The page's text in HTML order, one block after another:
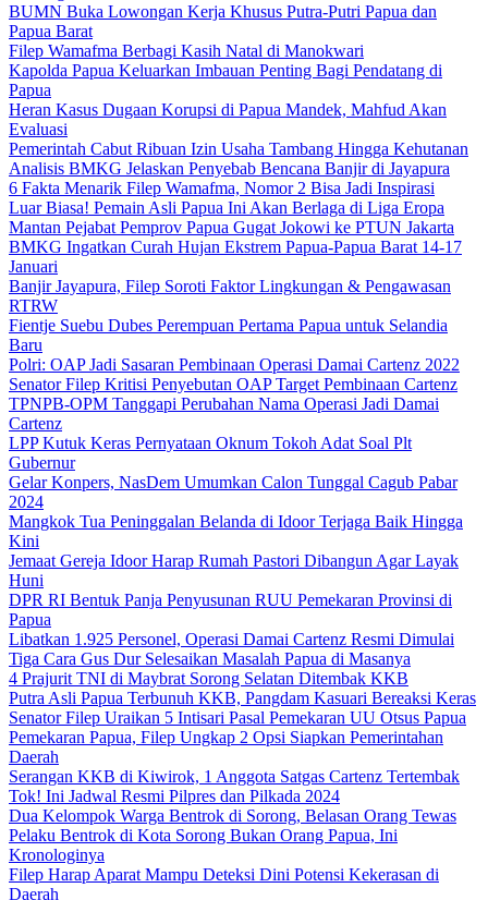
BUMN Buka Lowongan Kerja Khusus Putra-Putri Papua dan
Papua Barat
Filep Wamafma Berbagi Kasih Natal di Manokwari
Kapolda Papua Keluarkan Imbauan Penting Bagi Pendatang di
Papua
Heran Kasus Dugaan Korupsi di Papua Mandek, Mahfud Akan
Evaluasi
Pemerintah Cabut Ribuan Izin Usaha Tambang Hingga Kehutanan
Analisis BMKG Jelaskan Penyebab Bencana Banjir di Jayapura
6 Fakta Menarik Filep Wamafma, Nomor 2 Bisa Jadi Inspirasi
Luar Biasa! Pemain Asli Papua Ini Akan Berlaga di Liga Eropa
Mantan Pejabat Pemprov Papua Gugat Jokowi ke PTUN Jakarta
BMKG Ingatkan Curah Hujan Ekstrem Papua-Papua Barat 14-17
Januari
Banjir Jayapura, Filep Soroti Faktor Lingkungan & Pengawasan
RTRW
Fientje Suebu Dubes Perempuan Pertama Papua untuk Selandia
Baru
Polri: OAP Jadi Sasaran Pembinaan Operasi Damai Cartenz 2022
Senator Filep Kritisi Penyebutan OAP Target Pembinaan Cartenz
TPNPB-OPM Tanggapi Perubahan Nama Operasi Jadi Damai
Cartenz
LPP Kutuk Keras Pernyataan Oknum Tokoh Adat Soal Plt
Gubernur
Gelar Konpers, NasDem Umumkan Calon Tunggal Cagub Pabar
2024
Mangkok Tua Peninggalan Belanda di Idoor Terjaga Baik Hingga
Kini
Jemaat Gereja Idoor Harap Rumah Pastori Dibangun Agar Layak
Huni
DPR RI Bentuk Panja Penyusunan RUU Pemekaran Provinsi di
Papua
Libatkan 1.925 Personel, Operasi Damai Cartenz Resmi Dimulai
Tiga Cara Gus Dur Selesaikan Masalah Papua di Masanya
4 Prajurit TNI di Maybrat Sorong Selatan Ditembak KKB
Putra Asli Papua Terbunuh KKB, Pangdam Kasuari Bereaksi Keras
Senator Filep Uraikan 5 Intisari Pasal Pemekaran UU Otsus Papua
Pemekaran Papua, Filep Ungkap 2 Opsi Siapkan Pemerintahan
Daerah
Serangan KKB di Kiwirok, 1 Anggota Satgas Cartenz Tertembak
Tok! Ini Jadwal Resmi Pilpres dan Pilkada 2024
Dua Kelompok Warga Bentrok di Sorong, Belasan Orang Tewas
Pelaku Bentrok di Kota Sorong Bukan Orang Papua, Ini
Kronologinya
Filep Harap Aparat Mampu Deteksi Dini Potensi Kekerasan di
Daerah